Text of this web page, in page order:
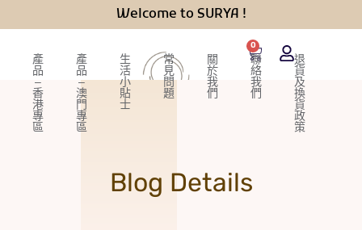
Welcome to SURYA !
產
品
–
香
港
專
區
產
品
–
澳
門
專
區
生
活
小
貼
士
常
見
問
題
關
於
我
們
聯
絡
我
們
退
貨
及
換
貨
政
策
0
Blog Details